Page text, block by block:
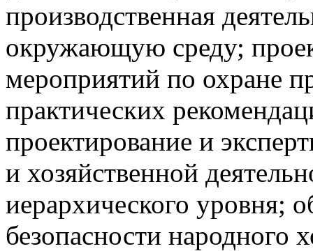
производственная
окружающую среду;
мероприятий по охране
практических
проектирование и
и хозяйственной
иерархического уровня;
безопасности народного